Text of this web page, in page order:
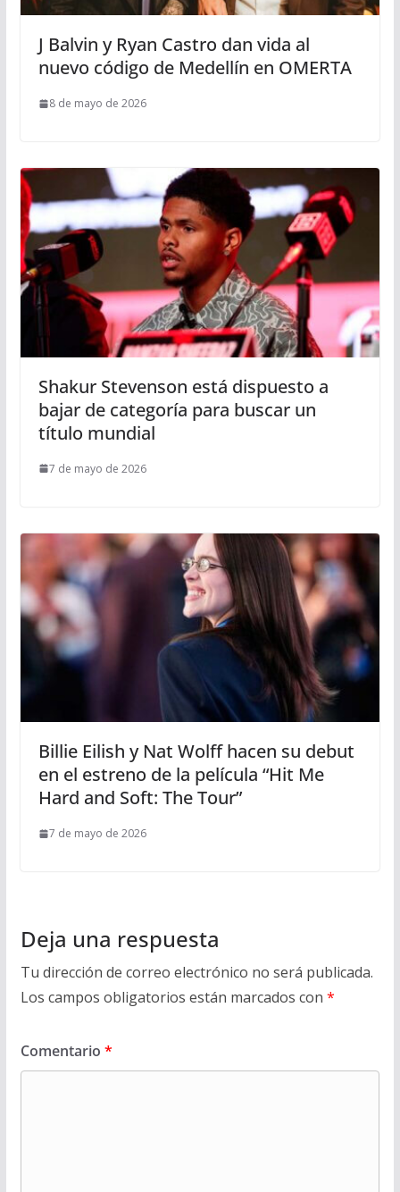
J Balvin y Ryan Castro dan vida al
nuevo código de Medellín en OMERTA
8 de mayo de 2026
Shakur Stevenson está dispuesto a
bajar de categoría para buscar un
título mundial
7 de mayo de 2026
Billie Eilish y Nat Wolff hacen su debut
en el estreno de la película “Hit Me
Hard and Soft: The Tour”
7 de mayo de 2026
Deja una respuesta
Tu dirección de correo electrónico no será publicada.
Los campos obligatorios están marcados con *
Comentario *